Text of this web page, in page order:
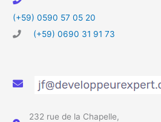
(+59) 0590 57 05 20
(+59) 0690 31 91 73
232 rue de la Chapelle,